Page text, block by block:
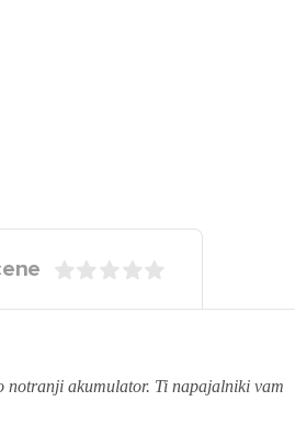
akumulator. Ti napajalniki vam